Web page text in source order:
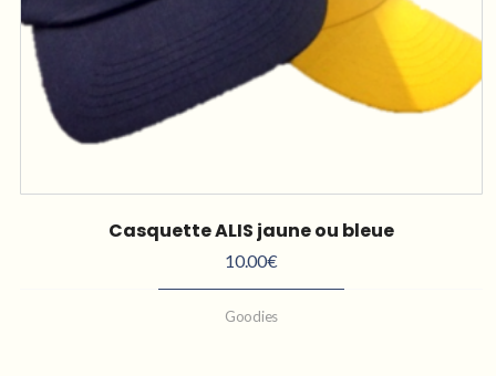
Casquette ALIS jaune ou bleue
10.00€
Goodies